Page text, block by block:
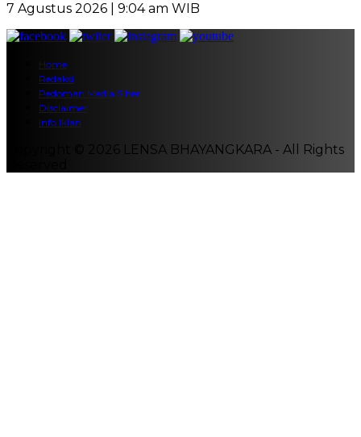
7 Agustus 2026 | 9:04 am WIB
Home
Redaksi
Pedoman Media Siber
Disclaimer
Info Iklan
Copyright © 2026 LENSA BHAYANGKARA - All Rights